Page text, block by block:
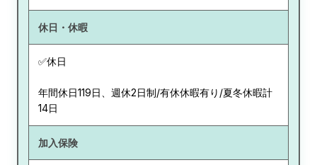
休日・休暇
✅休日
年間休日119日、週休2日制/有休休暇有り/夏冬休暇計
14日
加入保険